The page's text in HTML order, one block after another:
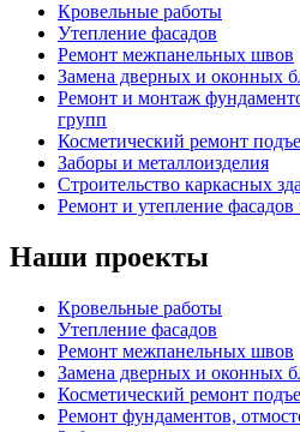
Кровельные работы
Утепление фасадов
Ремонт межпанельных швов
Замена дверных и оконных
Ремонт и монтаж
групп
Косметический ремонт
Заборы и металлоизделия
Строительство каркасных
Ремонт и утепление
Наши проекты
Кровельные работы
Утепление фасадов
Ремонт межпанельных швов
Замена дверных и оконных
Косметический ремонт
Ремонт фундаментов,